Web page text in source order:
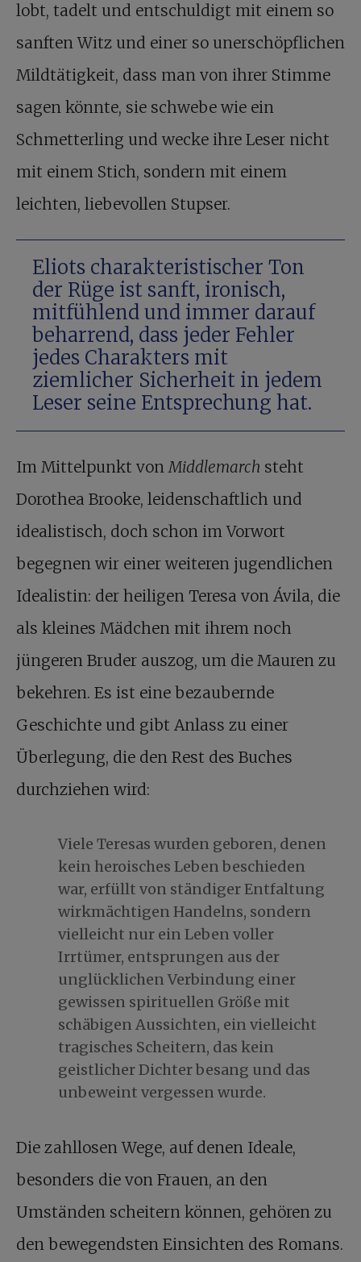
lobt, tadelt und entschuldigt mit einem so
sanften Witz und einer so unerschöpflichen
Mildtätigkeit, dass man von ihrer Stimme
sagen könnte, sie schwebe wie ein
Schmetterling und wecke ihre Leser nicht
mit einem Stich, sondern mit einem
leichten, liebevollen Stupser.
Eliots charakteristischer Ton
der Rüge ist sanft, ironisch,
mitfühlend und immer darauf
beharrend, dass jeder Fehler
jedes Charakters mit
ziemlicher Sicherheit in jedem
Leser seine Entsprechung hat.
Im Mittelpunkt vonMiddlemarch steht
Dorothea Brooke, leidenschaftlich und
idealistisch, doch schon im Vorwort
begegnen wir einer weiteren jugendlichen
Idealistin: der heiligen Teresa von Ávila, die
als kleines Mädchen mit ihrem noch
jüngeren Bruder auszog, um die Mauren zu
bekehren. Es ist eine bezaubernde
Geschichte und gibt Anlass zu einer
Überlegung, die den Rest des Buches
durchziehen wird:
Viele Teresas wurden geboren, denen
kein heroisches Leben beschieden
war, erfüllt von ständiger Entfaltung
wirkmächtigen Handelns, sondern
vielleicht nur ein Leben voller
Irrtümer, entsprungen aus der
unglücklichen Verbindung einer
gewissen spirituellen Größe mit
schäbigen Aussichten, ein vielleicht
tragisches Scheitern, das kein
geistlicher Dichter besang und das
unbeweint vergessen wurde.
Die zahllosen Wege, auf denen Ideale,
besonders die von Frauen, an den
Umständen scheitern können, gehören zu
den bewegendsten Einsichten des Romans.